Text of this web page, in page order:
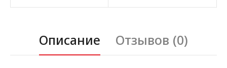
Описание Отзывов (0)